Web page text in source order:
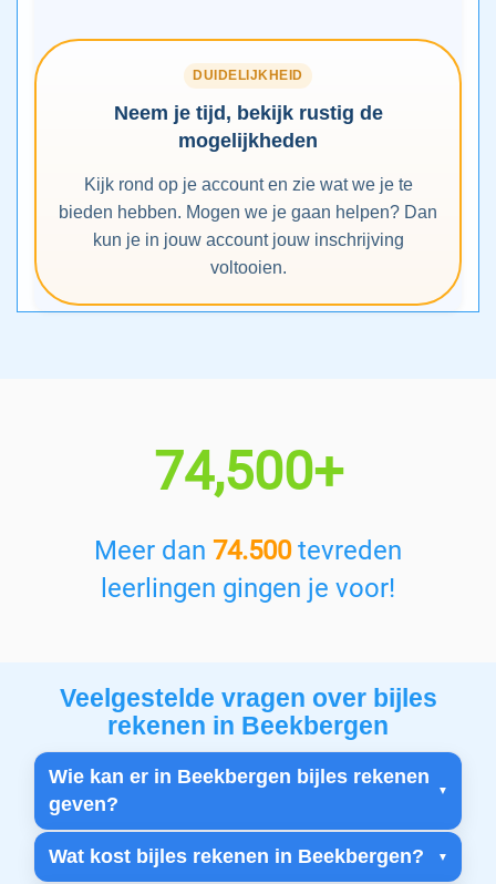
DUIDELIJKHEID
Neem je tijd, bekijk rustig de
mogelijkheden
Kijk rond op je account en zie wat we je te
bieden hebben. Mogen we je gaan helpen? Dan
kun je in jouw account jouw inschrijving
voltooien.
74,500+
Meer dan 74.500tevreden
leerlingen gingen je voor!
Veelgestelde vragen over bijles
rekenen in Beekbergen
Wie kan er in Beekbergen bijles rekenen
geven?
Wat kost bijles rekenen in Beekbergen?